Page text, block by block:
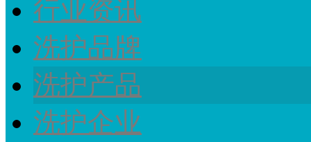
行业资讯
洗护品牌
洗护产品
洗护企业